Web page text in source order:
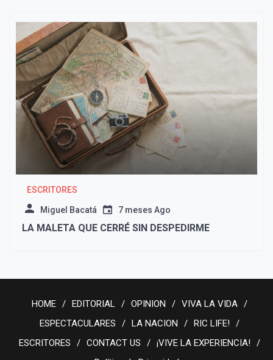
ESCRITORES
Miguel Bacatá 7 meses Ago
LA MALETA QUE CERRÉ SIN DESPEDIRME
HOME EDITORIAL OPINION
VIVA LA VIDA
ESPECTACULARES
LA NACION
RIC LIFE!
ESCRITORES
CONTACT US
¡VIVE LA EXPERIENCIA!